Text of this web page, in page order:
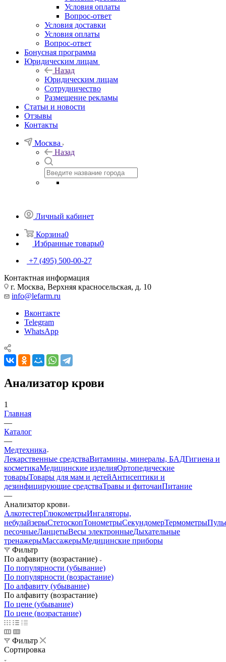
Условия оплаты
Вопрос-ответ
Условия доставки
Условия оплаты
Вопрос-ответ
Бонусная программа
Юридическим лицам
Назад
Юридическим лицам
Сотрудничество
Размещение рекламы
Статьи и новости
Отзывы
Контакты
Москва
Назад
Личный кабинет
Корзина0
Избранные товары0
+7 (495) 500-00-27
Контактная информация
г. Москва, Верхняя красносельская, д. 10
info@lefarm.ru
Вконтакте
Telegram
WhatsApp
Анализатор крови
1
Главная
—
Каталог
—
Медтехника
Лекарственные средстваВитамины, минералы, БАДГигиена и
косметикаМедицинские изделияОртопедические
товарыТовары для мам и детейАнтисептики и
дезинфицирующие средстваТравы и фиточаиПитание
—
Анализатор крови
АлкотестерГлюкометрыИнгаляторы,
небулайзерыСтетоскопТонометрыСекундомерТермометры
песочныеЛанцетыВесы электронныеДыхательные
тренажерыМассажерыМедицинские приборы
Фильтр
По алфавиту (возрастание)
По популярности (убывание)
По популярности (возрастание)
По алфавиту (убывание)
По алфавиту (возрастание)
По цене (убывание)
По цене (возрастание)
Фильтр
Сортировка